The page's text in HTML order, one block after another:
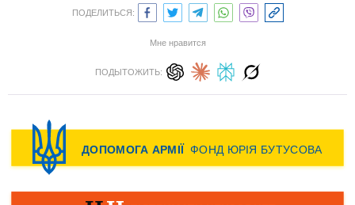
ПОДЕЛИТЬСЯ:
Мне нравится
ПОДЫТОЖИТЬ: